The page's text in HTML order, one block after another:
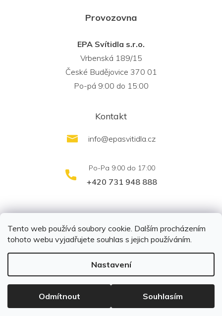
Tento web používá soubory cookie. Dalším procházením
tohoto webu vyjadřujete souhlas s jejich používáním.
Nastavení
Odmítnout Souhlasím
Provozovna
EPA Svítidla s.r.o.
Vrbenská 189/15
České Budějovice 370 01
Po-pá 9:00 do 15:00
Kontakt
info@epasvitidla.cz
+420 731 948 888
Připravil Shoptetnamiru.cz
Copyright 2026EPA svítidla s.r.o.. Všechna práva
vyhrazena.Upravit nastavení cookies